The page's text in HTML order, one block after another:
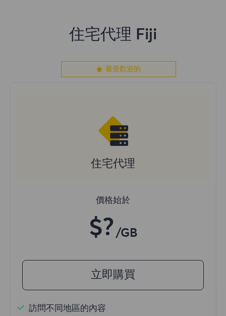
住宅代理 Fiji
最受歡迎的
住宅代理
價格始於
$? /GB
立即購買
訪問不同地區的內容